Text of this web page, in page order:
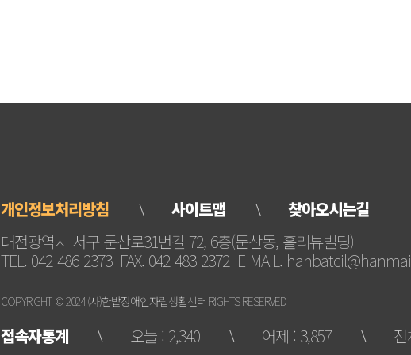
개인정보처리방침 사이트맵
찾아오시는길
대전광역시 서구 둔산로31번길 72, 6층(둔산동, 홀리뷰빌딩)
TEL. 042-486-2373 FAX. 042-483-2372 E-MAIL.
COPYRIGHT © 2024 (사)한밭장애인자립생활센터 RIGHTS RESERVED
접속자통계 오늘 : 2,340 어제 : 3,857